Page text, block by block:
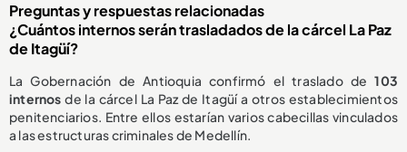
Preguntas y respuestas relacionadas
¿Cuántos internos serán trasladados de la cárcel La Paz
de Itagüí?
La Gobernación de Antioquia confirmó el traslado de103
internos de la cárcel La Paz de Itagüí a otros establecimientos
penitenciarios. Entre ellos estarían varios cabecillas vinculados
a las estructuras criminales de Medellín.